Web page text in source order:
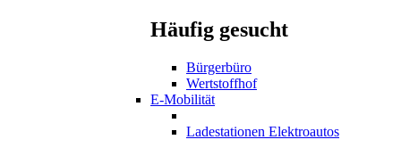
Häufig gesucht
Bürgerbüro
Wertstoffhof
E-Mobilität
Ladestationen Elektroautos